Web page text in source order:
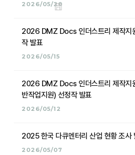
2026/05/20
2026 DMZ Docs 인더스트리 제작지
작 발표
2026/05/15
2026 DMZ Docs 인더스트리 제작지
반작업지원) 선정작 발표
2026/05/12
2025 한국 다큐멘터리 산업 현황 조사
2026/05/07